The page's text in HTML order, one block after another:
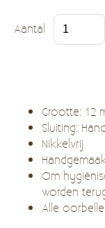
Aantal
Grootte: 12
Sluiting:
Nikkelvrij
Om
worden
Alle